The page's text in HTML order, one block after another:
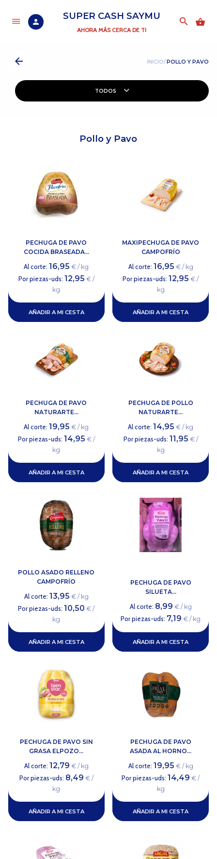
SUPER CASH SAYMU
AHORA MÁS CERCA DE TI
INICIO/POLLO Y PAVO
TODOS
Pollo y Pavo
PECHUGA DE PAVO
COCIDA BRASEADA...
Al corte:16,95 € / kg
Por piezas-uds: 12,95 € /
kg
AÑADIR A MI CESTA
MAXIPECHUGA DE PAVO
CAMPOFRÍO
Al corte: 16,95 € / kg
Por piezas-uds:12,95 € /
kg
AÑADIR A MI CESTA
PECHUGA DE PAVO
NATURARTE...
Al corte:19,95 € / kg
Por piezas-uds: 14,95 € /
kg
AÑADIR A MI CESTA
PECHUGA DE POLLO
NATURARTE...
Al corte:14,95 € / kg
Por piezas-uds: 11,95 € /
kg
AÑADIR A MI CESTA
POLLO ASADO RELLENO
CAMPOFRÍO
Al corte: 13,95 € / kg
Por piezas-uds:10,50 € /
kg
AÑADIR A MI CESTA
PECHUGA DE PAVO
SILUETA...
Al corte: 8,99 € / kg
Por piezas-uds: 7,19 € / kg
AÑADIR A MI CESTA
PECHUGA DE PAVO SIN
GRASA ELPOZO...
Al corte: 12,79 € / kg
Por piezas-uds: 8,49 € /
kg
AÑADIR A MI CESTA
PECHUGA DE PAVO
ASADA AL HORNO...
Al corte: 19,95 € / kg
Por piezas-uds:14,49 € /
kg
AÑADIR A MI CESTA